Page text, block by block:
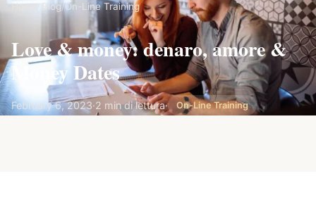
Home Blog/On-Line Training
Love & money: denaro, amore &
Money Dates
February 6, 2023·2 min di lettura· On-Line Training